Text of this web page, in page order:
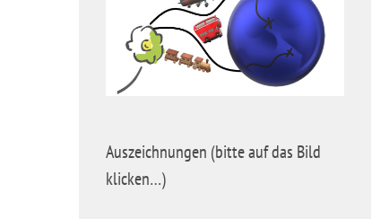
Auszeichnungen (bitte auf das Bild
klicken…)